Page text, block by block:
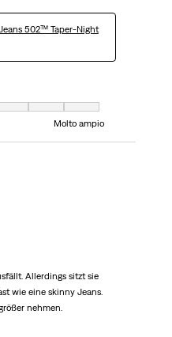
502™ Taper-Night
Molto aderente e 7 è uguale a Molto
Molto ampio
Allerdings sitzt sie
wie eine skinny Jeans.
nehmen.